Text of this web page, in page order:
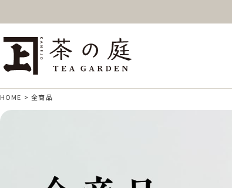
抹茶
HOME 全商品